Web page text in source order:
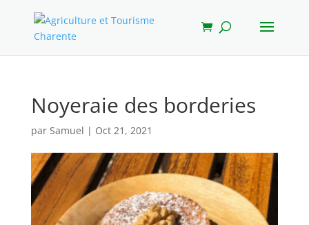
Noyeraie des borderies
par Samuel | Oct 21, 2021